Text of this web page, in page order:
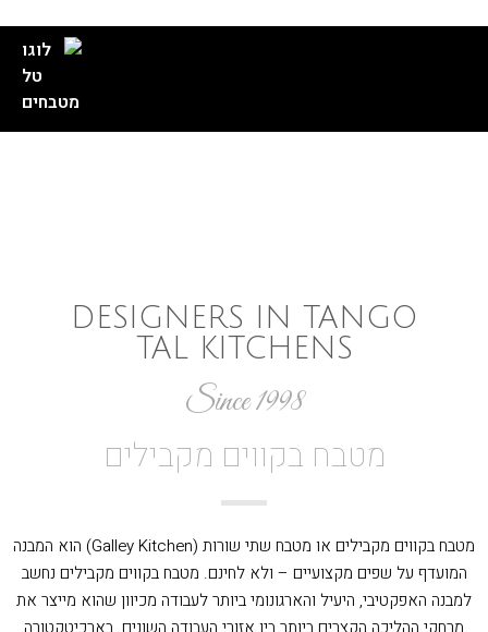
DESIGNERS IN TANGO
TAL KITCHENS
Since 1998
מטבח בקווים מקבילים
מטבח בקווים מקבילים או מטבח שתי שורות (Galley Kitchen) הוא המבנה
המועדף על שפים מקצועיים – ולא לחינם. מטבח בקווים מקבילים נחשב
למבנה האפקטיבי, היעיל והארגונומי ביותר לעבודה מכיוון שהוא מייצר את